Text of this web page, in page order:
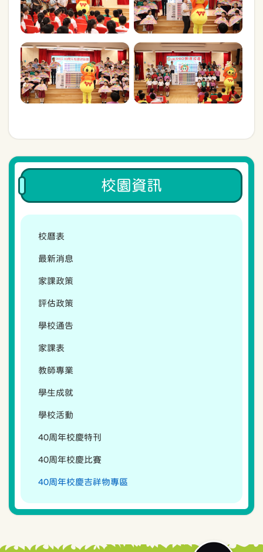
校園資訊
校曆表
最新消息
家課政策
評估政策
學校通告
家課表
教師專業
學生成就
學校活動
40周年校慶特刊
40周年校慶比賽
40周年校慶吉祥物專區